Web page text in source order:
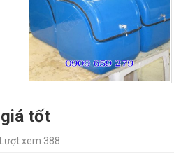
tốt
Lượt xem:388